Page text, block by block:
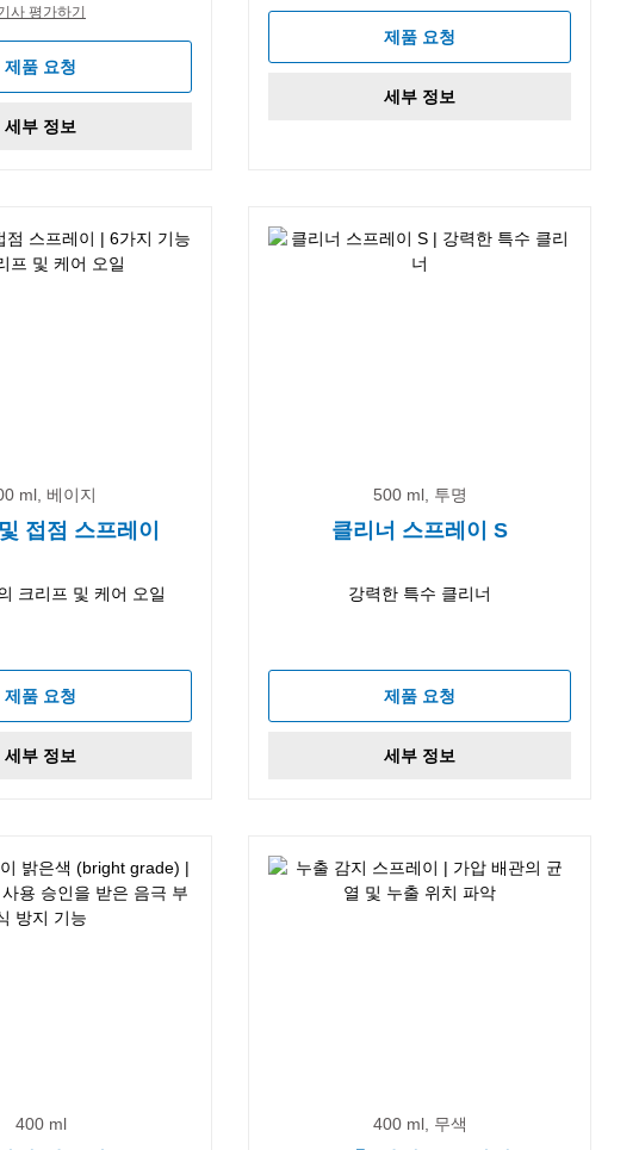
사 평가하기
제품 요청
세부 정보
제품 요청
세부 정보
ml, 베이지
접점 스프레이
크리프 및 케어 오일
제품 요청
세부 정보
500 ml, 투명
클리너 스프레이 S
강력한 특수 클리너
제품 요청
세부 정보
400 ml 400 ml, 무색